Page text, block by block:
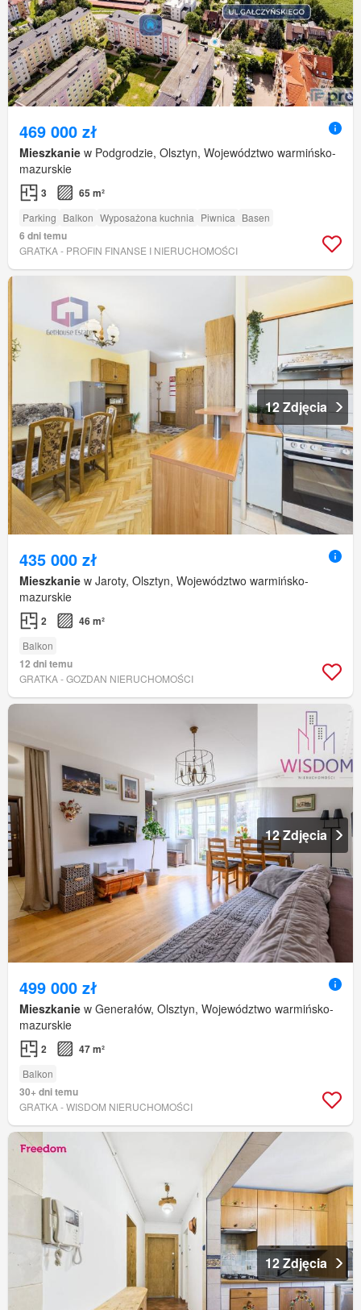
469 000 zł
Mieszkanie w Podgrodzie, Olsztyn, Województwo warmińsko-
mazurskie
3 65 m²
Parking Balkon Wyposażona kuchnia Piwnica Basen
6 dni temu
GRATKA - PROFIN FINANSE I NIERUCHOMOŚCI
12 Zdjęcia
435 000 zł
Mieszkanie w Jaroty, Olsztyn, Województwo warmińsko-
mazurskie
2 46 m²
Balkon
12 dni temu
GRATKA - GOZDAN NIERUCHOMOŚCI
12 Zdjęcia
499 000 zł
Mieszkanie w Generałów, Olsztyn, Województwo warmińsko-
mazurskie
2 47 m²
Balkon
30+ dni temu
GRATKA - WISDOM NIERUCHOMOŚCI
12 Zdjęcia